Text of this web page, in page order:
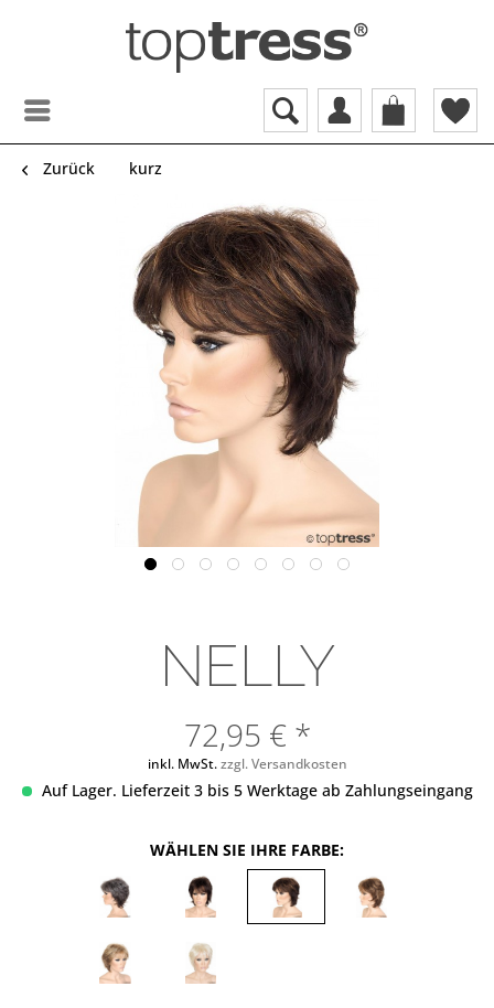
Zurück kurz
NELLY
72,95 € *
inkl. MwSt.zzgl. Versandkosten
Auf Lager. Lieferzeit 3 bis 5 Werktage ab Zahlungseingang
WÄHLEN SIE IHRE FARBE: